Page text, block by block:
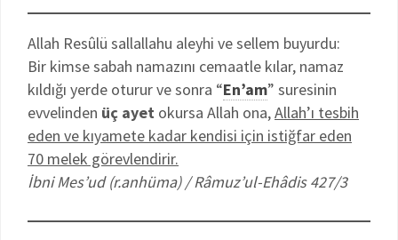
Allah Resûlü sallallahu aleyhi ve sellem buyurdu:
Bir kimse sabah namazını cemaatle kılar, namaz
kıldığı yerde oturur ve sonra “En’am” suresinin
evvelinden üç ayet okursa Allah ona,Allah’ı tesbih
eden ve kıyamete kadar kendisi için istiğfar eden
70 melek görevlendirir.
İbni Mes’ud (r.anhüma) / Râmuz’ul-Ehâdis 427/3